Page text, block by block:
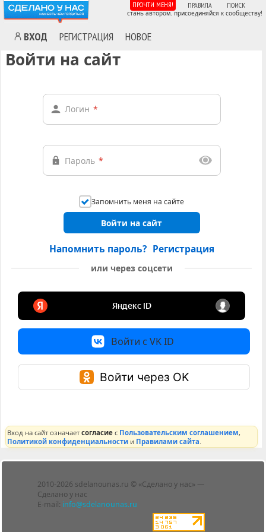
ВХОД РЕГИСТРАЦИЯ НОВОЕ
ПРОЧТИ МЕНЯ! ПРАВИЛА ПОИСК
стань автором. присоединяйся к сообществу!
Войти на сайт
Логин *
Пароль *
Запомнить меня на сайте
Войти на сайт
Напомнить пароль? Регистрация
или через соцсети
Войти с VK ID
Войти через OK
Вход на сайт означаетсогласие с Пользовательским соглашением,
Политикой конфиденциальности и Правилами сайта
2010-2026 sdelanounas.ru © «Сделано у нас» —
Сделано у нас
E-mail: info@sdelanounas.ru
Блоги
Люди
Политика